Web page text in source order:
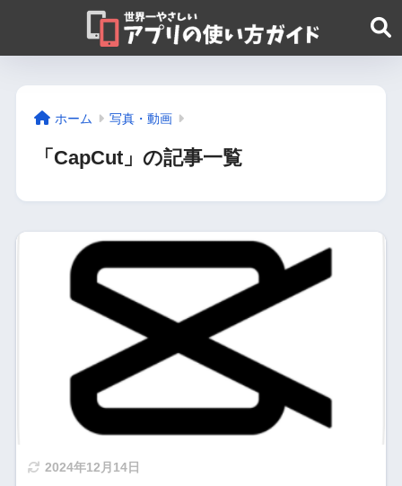
ホーム 写真・動画
「CapCut」の記事一覧
2024年12月14日